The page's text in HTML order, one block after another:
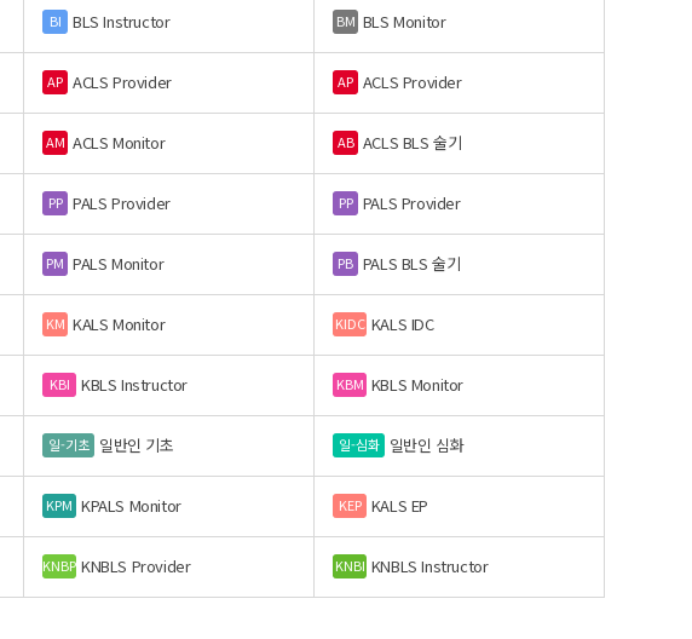
BI BLS Instructor BM BLS Monitor
AP ACLS Provider AP ACLS Provider
AM ACLS Monitor AB ACLS BLS 술기
PP PALS Provider PP PALS Provider
PM PALS Monitor PB PALS BLS 술기
KM KALS Monitor KIDC KALS IDC
KBI KBLS Instructor KBM KBLS Monitor
일-기초 일반인 기초 일-심화 일반인 심화
KPM KPALS Monitor KEP KALS EP
KNBP KNBLS Provider KNBI KNBLS Instructor